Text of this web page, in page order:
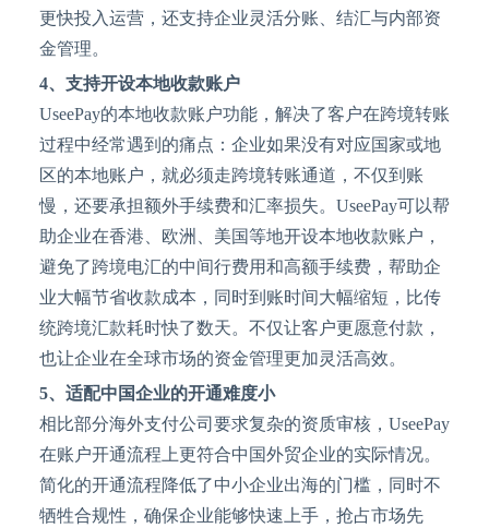
更快投入运营，还支持企业灵活分账、结汇与内部资
金管理。
4、 支持开设本地收款账户
UseePay的本地收款账户功能，解决了客户在跨境转账
过程中经常遇到的痛点：企业如果没有对应国家或地
区的本地账户，就必须走跨境转账通道，不仅到账
慢，还要承担额外手续费和汇率损失。UseePay可以帮
助企业在香港、欧洲、美国等地开设本地收款账户，
避免了跨境电汇的中间行费用和高额手续费，帮助企
业大幅节省收款成本，同时到账时间大幅缩短，比传
统跨境汇款耗时快了数天。不仅让客户更愿意付款，
也让企业在全球市场的资金管理更加灵活高效。
5、 适配中国企业的开通难度小
相比部分海外支付公司要求复杂的资质审核， UseePay
在账户开通流程上更符合中国外贸企业的实际情况。
简化的开通流程降低了中小企业出海的门槛，同时不
牺牲合规性，确保企业能够快速上手，抢占市场先